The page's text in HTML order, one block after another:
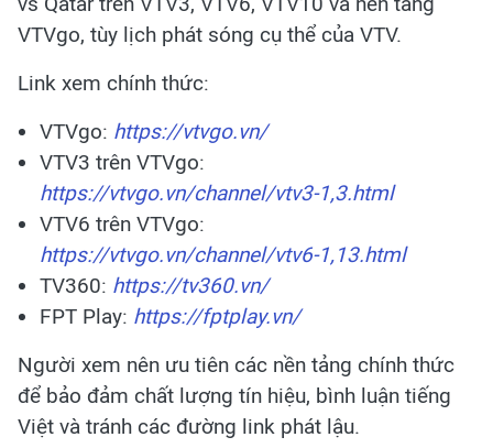
VTVgo, tùy lịch phát sóng cụ thể của VTV.
Link xem chính thức:
VTVgo: https://vtvgo.vn/
VTV3 trên VTVgo:
https://vtvgo.vn/channel/vtv3-1,3.html
VTV6 trên VTVgo:
https://vtvgo.vn/channel/vtv6-1,13.html
TV360: https://tv360.vn/
FPT Play: https://fptplay.vn/
Người xem nên ưu tiên các nền tảng chính thức
để bảo đảm chất lượng tín hiệu, bình luận tiếng
Việt và tránh các đường link phát lậu.